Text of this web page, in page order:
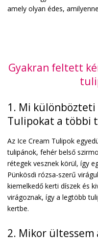
amely olyan édes,
Gyakran feltett
1. Mi különbözteti
Tulipokat a többi
Az Ice Cream Tulipok
tulipánok, fehér belső
rétegek vesznek körül, így
Pünkösdi rózsa-szerű
kiemelkedő kerti díszek és
virágoznak, így a legtöbb
kertbe.
2. Mikor ültessem